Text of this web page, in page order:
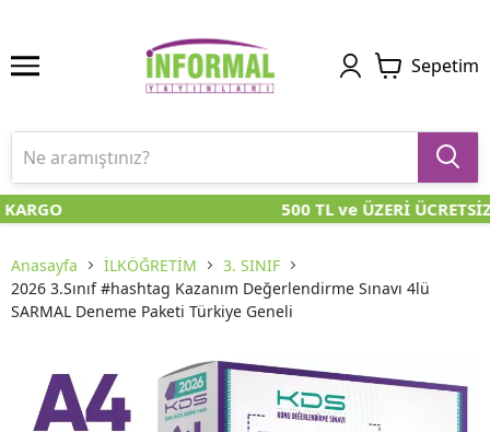
Sepetim
500 TL ve ÜZERİ ÜCRETSİZ
Anasayfa İLKÖĞRETİM
3. SINIF
2026 3.Sınıf #hashtag Kazanım Değerlendirme Sınavı 4lü
SARMAL Deneme Paketi Türkiye Geneli